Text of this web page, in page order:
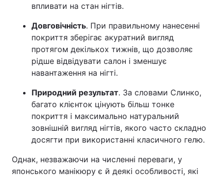
впливати на стан нігтів.
Довговічність. При правильному нанесенні
покриття зберігає акуратний вигляд
протягом декількох тижнів, що дозволяє
рідше відвідувати салон і зменшує
навантаження на нігті.
Природний результат. За словами Слинко,
багато клієнток цінують більш тонке
покриття і максимально натуральний
зовнішній вигляд нігтів, якого часто складно
досягти при використанні класичного гелю.
Однак, незважаючи на численні переваги, у
японського манікюру є й деякі особливості, які